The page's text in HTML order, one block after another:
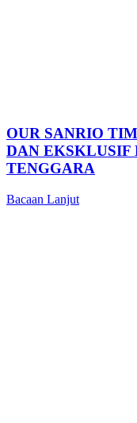
OUR SANRIO
DAN
TENGGARA
Bacaan Lanjut